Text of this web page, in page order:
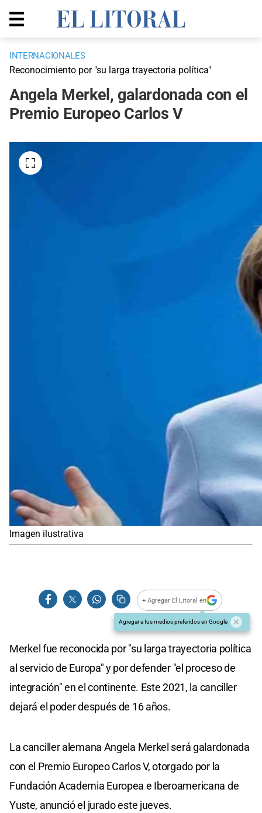
INTERNACIONALES
Reconocimiento por "su larga trayectoria política"
Angela Merkel, galardonada con el
Premio Europeo Carlos V
Imagen ilustrativa
+ Agregar El Litoral en
Agregar a tus medios preferidos en Google
Merkel fue reconocida por "su larga trayectoria política
al servicio de Europa" y por defender "el proceso de
integración" en el continente. Este 2021, la canciller
dejará el poder después de 16 años.
La canciller alemana Angela Merkel será galardonada
con el Premio Europeo Carlos V, otorgado por la
Fundación Academia Europea e Iberoamericana de
Yuste, anunció el jurado este jueves.